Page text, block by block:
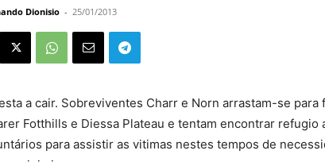
Dionisio - 25/01/2013
a cair. Sobreviventes Charr e Norn arrastam-se para
Fotthills e Diessa Plateau e tentam encontrar refugio
para assistir as vitimas nestes tempos de